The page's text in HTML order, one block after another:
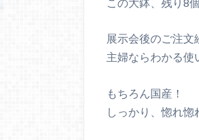
展示会後のご注文
主婦ならわかる使
もちろん国産！
しっかり、惚れ惚